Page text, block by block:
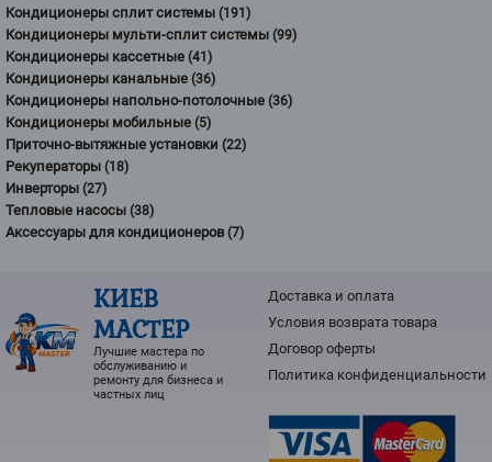
Кондиционеры сплит системы (191)
Кондиционеры мульти-сплит системы (99)
Кондиционеры кассетные (41)
Кондиционеры канальные (36)
Кондиционеры напольно-потолочные (36)
Кондиционеры мобильные (5)
Приточно-вытяжные установки (22)
Рекуператоры (18)
Инверторы (27)
Тепловые насосы (38)
Аксессуары для кондиционеров(7)
КИЕВ
МАСТЕР
Лучшие мастера по
обслуживанию и
ремонту для бизнеса и
частных лиц
Доставка и оплата
Условия возврата товарa
Договор оферты
Политика конфиденциальности